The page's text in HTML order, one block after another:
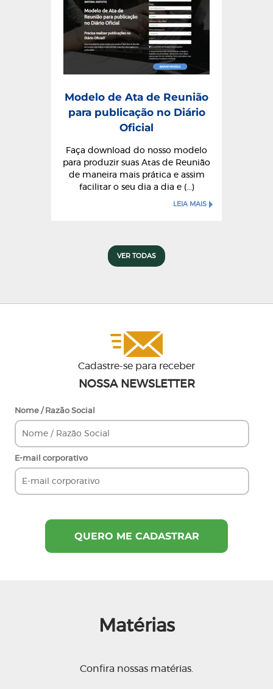
Modelo de Ata de Reunião
para publicação no Diário
Oficial
Faça download do nosso modelo
para produzir suas Atas de Reunião
de maneira mais prática e assim
facilitar o seu dia a dia e (...)
LEIA MAIS
VER TODAS
Cadastre-se para receber
NOSSA NEWSLETTER
Nome / Razão Social
E-mail corporativo
Matérias
Confira nossas matérias.